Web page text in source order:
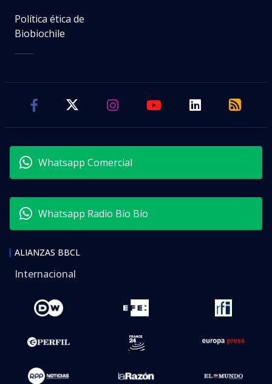
Política ética de
Biobiochile
Whatsapp Comercial
Whatsapp Radio Bío Bío
ALIANZAS BBCL
Internacional